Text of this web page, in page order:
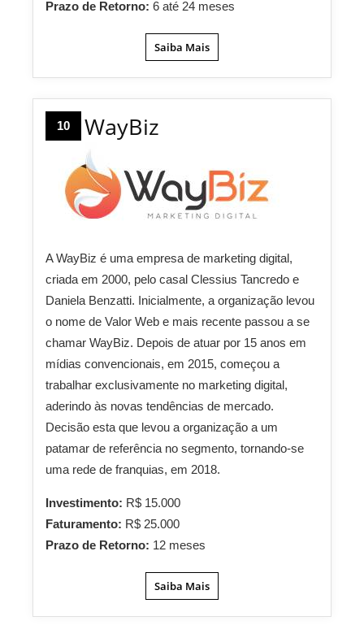
Prazo de Retorno: 6 até 24 meses
Saiba Mais
10 WayBiz
A WayBiz é uma empresa de marketing digital,
criada em 2000, pelo casal Clessius Tancredo e
Daniela Benzatti. Inicialmente, a organização levou
o nome de Valor Web e mais recente passou a se
chamar WayBiz. Depois de atuar por 15 anos em
mídias convencionais, em 2015, começou a
trabalhar exclusivamente no marketing digital,
aderindo às novas tendências de mercado.
Decisão esta que levou a organização a um
patamar de referência no segmento, tornando-se
uma rede de franquias, em 2018.
Investimento: R$ 15.000
Faturamento: R$ 25.000
Prazo de Retorno: 12 meses
Saiba Mais